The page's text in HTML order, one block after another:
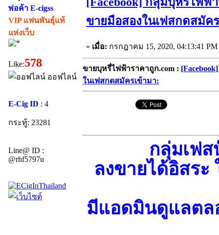
พ่อค้า E-cigss
VIP แฟนพันธุ์แท้
แห่งเว็บ
Like:578
ออฟไลน์
E-Cig ID : 4
กระทู้: 23281
Line@ ID :
@rhf5797u
ขายมือสองในเฟสกดสมัค
« เมื่อ: กรกฎาคม 15, 2020, 04:13:41 PM
ขายบุหรี่ไฟฟ้าราคาถูก.com :
ในเฟสกดสมัครเข้ามา:
กลุ่มเฟ
ลงขายได้อิสระ
มีแอดมินดูแลตล